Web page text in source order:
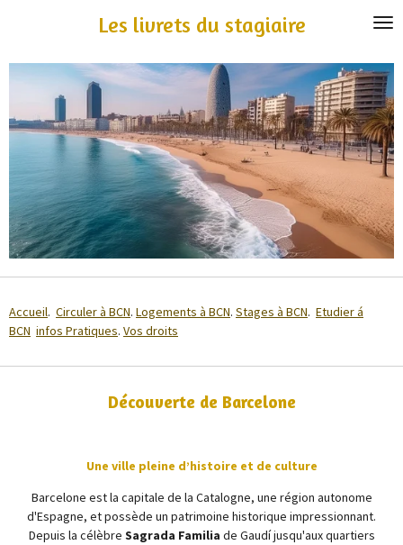
Les livrets du stagiaire
Accueil. Circuler à BCN. Logements à BCN. Stages à BCN. Etudier á
BCN infos Pratiques. Vos droits
Découverte de Barcelone
Une ville pleine d’histoire et de culture
Barcelone est la capitale de la Catalogne, une région autonome
d'Espagne, et possède un patrimoine historique impressionnant.
Depuis la célèbre Sagrada Familia de Gaudí jusqu'aux quartiers